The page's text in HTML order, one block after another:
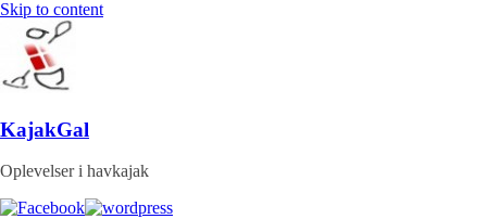
Skip to content
KajakGal
Oplevelser i havkajak